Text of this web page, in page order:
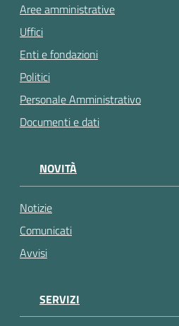
Aree amministrative
Uffici
Enti e fondazioni
Politici
Personale Amministrativo
Documenti e dati
NOVITÀ
Notizie
Comunicati
Avvisi
SERVIZI